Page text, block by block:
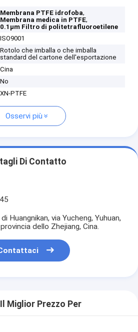
Membrana PTFE idrofoba,
Membrana medica in PTFE,
0.1μm Filtro di politetrafluoroetilene
ISO9001
Rotolo che imballa o che imballa
standard del cartone dell'esportazione
Cina
No
XN-PTFE
Osservi più
Di Contatto
Huangnikan, via Yucheng, Yuhuan,
dello Zhejiang, Cina.
Miglior Prezzo Per